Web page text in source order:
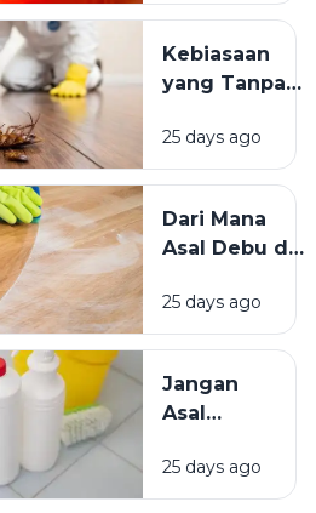
Kita?
Tempat
Mana yang
Lebih
Kebiasaan
yang Tanpa
Mengundang
Kecoak,
Hama
Lainnya Ke
25 days ago
Dari Mana
Asal Debu di
Kenali
Penyebab
Mengatasinya
25 days ago
Jangan
Asal
Bahan
Pembersih
25 days ago